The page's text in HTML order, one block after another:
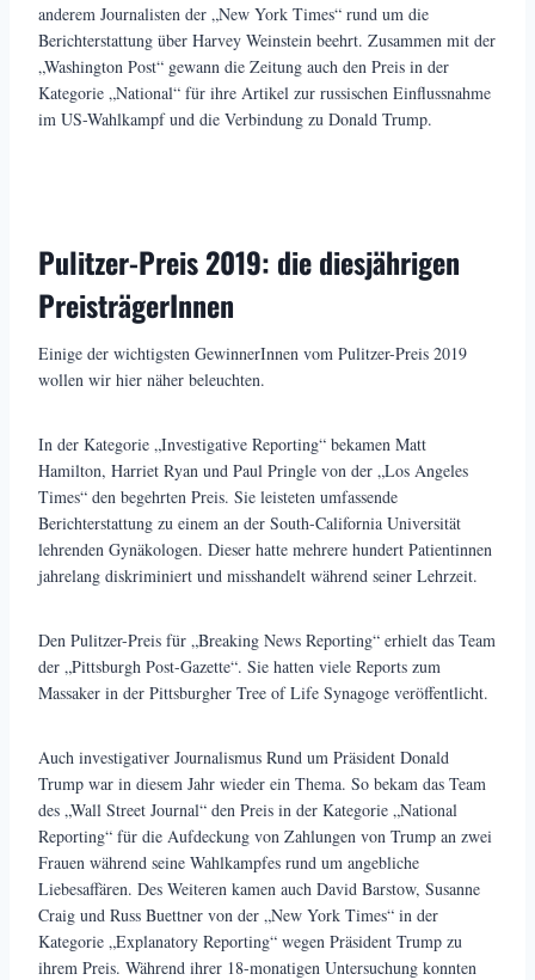
anderem Journalisten der „New York Times“ rund um die
Berichterstattung über Harvey Weinstein beehrt. Zusammen mit der
„Washington Post“ gewann die Zeitung auch den Preis in der
Kategorie „National“ für ihre Artikel zur russischen Einflussnahme
im US-Wahlkampf und die Verbindung zu Donald Trump.
Pulitzer-Preis 2019: die diesjährigen
PreisträgerInnen
Einige der wichtigsten GewinnerInnen vom Pulitzer-Preis 2019
wollen wir hier näher beleuchten.
In der Kategorie „Investigative Reporting“ bekamen Matt
Hamilton, Harriet Ryan und Paul Pringle von der „Los Angeles
Times“ den begehrten Preis. Sie leisteten umfassende
Berichterstattung zu einem an der South-California Universität
lehrenden Gynäkologen. Dieser hatte mehrere hundert Patientinnen
jahrelang diskriminiert und misshandelt während seiner Lehrzeit.
Den Pulitzer-Preis für „Breaking News Reporting“ erhielt das Team
der „Pittsburgh Post-Gazette“. Sie hatten viele Reports zum
Massaker in der Pittsburgher Tree of Life Synagoge veröffentlicht.
Auch investigativer Journalismus Rund um Präsident Donald
Trump war in diesem Jahr wieder ein Thema. So bekam das Team
des „Wall Street Journal“ den Preis in der Kategorie „National
Reporting“ für die Aufdeckung von Zahlungen von Trump an zwei
Frauen während seine Wahlkampfes rund um angebliche
Liebesaffären. Des Weiteren kamen auch David Barstow, Susanne
Craig und Russ Buettner von der „New York Times“ in der
Kategorie „Explanatory Reporting“ wegen Präsident Trump zu
ihrem Preis. Während ihrer 18-monatigen Untersuchung konnten